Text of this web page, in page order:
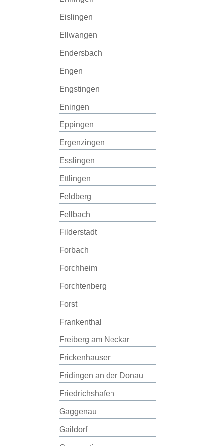
Eislingen
Ellwangen
Endersbach
Engen
Engstingen
Eningen
Eppingen
Ergenzingen
Esslingen
Ettlingen
Feldberg
Fellbach
Filderstadt
Forbach
Forchheim
Forchtenberg
Forst
Frankenthal
Freiberg am Neckar
Frickenhausen
Fridingen an der Donau
Friedrichshafen
Gaggenau
Gaildorf